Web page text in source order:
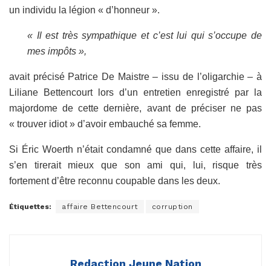
un individu la légion « d’honneur ».
« Il est très sympathique et c’est lui qui s’occupe de
mes impôts »,
avait précisé Patrice De Maistre – issu de l’oligarchie – à
Liliane Bettencourt lors d’un entretien enregistré par la
majordome de cette dernière, avant de préciser ne pas
« trouver idiot » d’avoir embauché sa femme.
Si Éric Woerth n’était condamné que dans cette affaire, il
s’en tirerait mieux que son ami qui, lui, risque très
fortement d’être reconnu coupable dans les deux.
Étiquettes: affaire Bettencourt corruption
Redaction Jeune Nation